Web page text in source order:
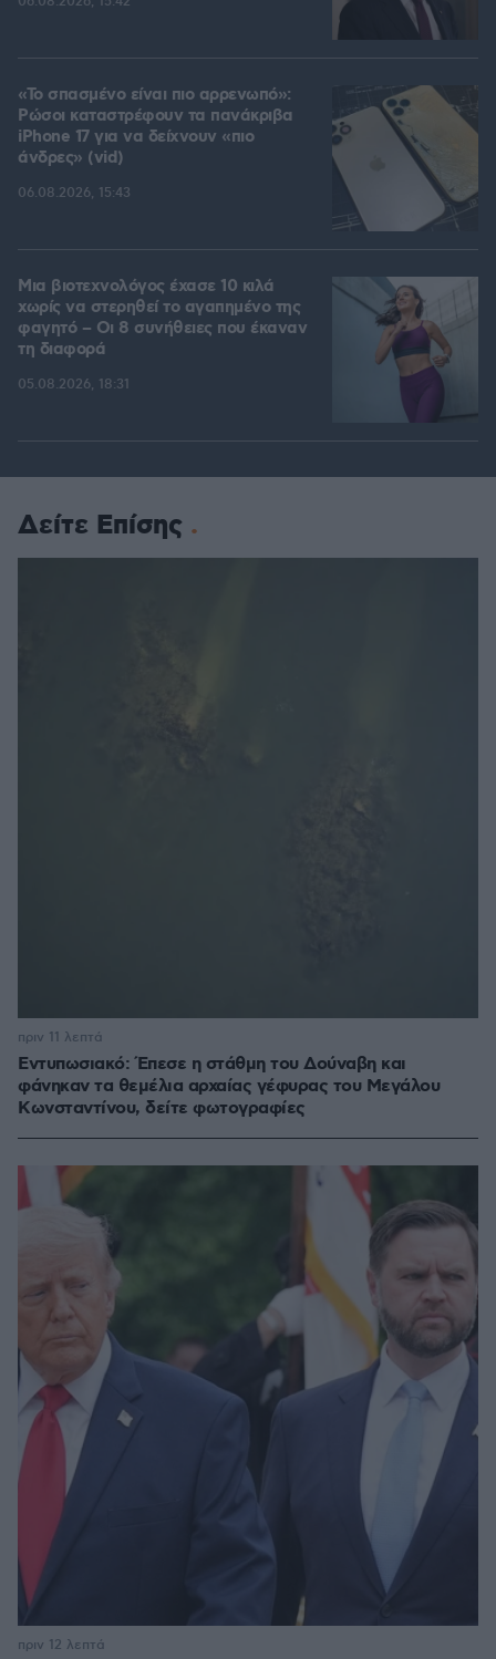
«Το σπασμένο είναι πιο αρρενωπό»:
Ρώσοι καταστρέφουν τα πανάκριβα
iPhone 17 για να δείχνουν «πιο
άνδρες» (vid)
06.08.2026, 15:43
Μια βιοτεχνολόγος έχασε 10 κιλά
χωρίς να στερηθεί το αγαπημένο της
φαγητό – Οι 8 συνήθειες που έκαναν
τη διαφορά
05.08.2026, 18:31
Δείτε Επίσης
Εντυπωσιακό: Έπεσε η στάθμη του Δούναβη και
φάνηκαν τα θεμέλια αρχαίας γέφυρας του Μεγάλου
Κωνσταντίνου, δείτε φωτογραφίες
πριν 11 λεπτά
πριν 12 λεπτά